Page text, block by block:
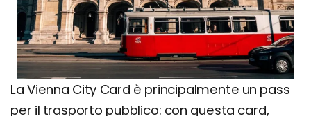
La Vienna City Card è principalmente un pass
per il trasporto pubblico: con questa card,